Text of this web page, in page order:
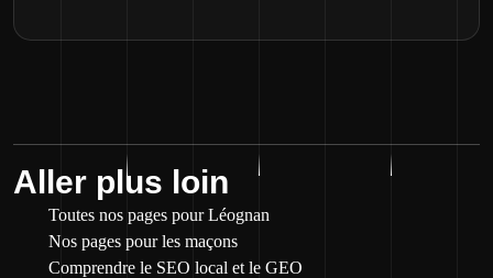
Aller plus loin
Toutes nos pages pour Léognan
Nos pages pour les maçons
Comprendre le SEO local et le GEO